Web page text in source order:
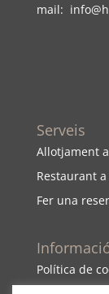
mail:
Serveis
Allotjament
Restaurant a
Fer una
Política de